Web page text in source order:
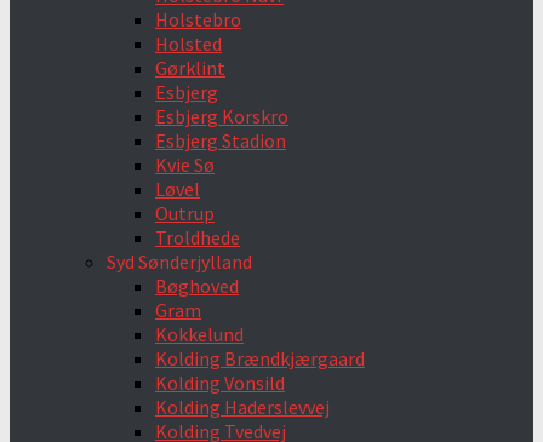
Holstebro
Holsted
Gørklint
Esbjerg
Esbjerg Korskro
Esbjerg Stadion
Kvie Sø
Løvel
Outrup
Troldhede
Syd Sønderjylland
Bøghoved
Gram
Kokkelund
Kolding Brændkjærgaard
Kolding Vonsild
Kolding Haderslevvej
Kolding Tvedvej